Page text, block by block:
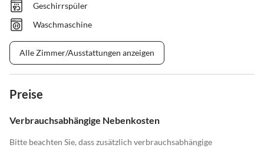
Geschirrspüler
Waschmaschine
Alle Zimmer/Ausstattungen anzeigen
Preise
Verbrauchsabhängige Nebenkosten
Bitte beachten Sie, dass zusätzlich verbrauchsabhängige